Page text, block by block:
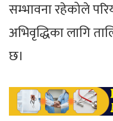
सम्भावना रहेकोले
अभिवृद्धिका लागि
छ।